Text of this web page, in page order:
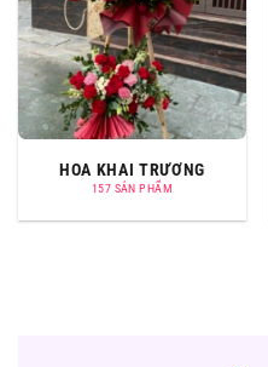
HOA KHAI TRƯƠNG
157 SẢN PHẨM